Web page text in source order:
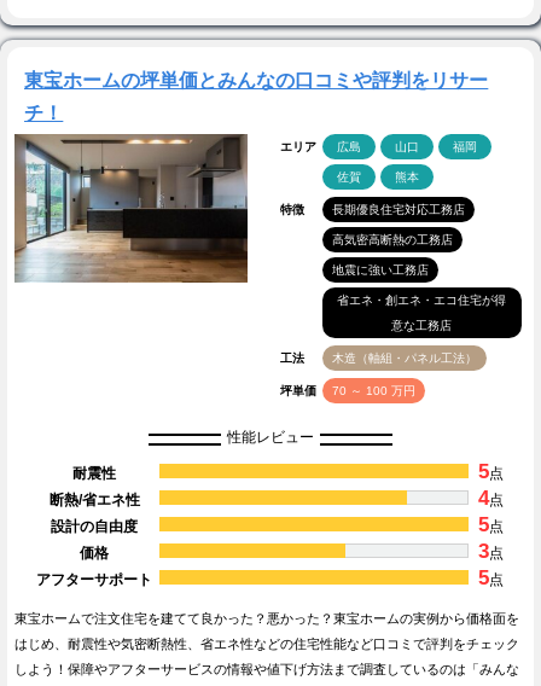
東宝ホームの坪単価とみんなの口コミや評判をリサー
チ！
エリア 広島 山口 福岡
佐賀 熊本
特徴 長期優良住宅対応工務店
高気密高断熱の工務店
地震に強い工務店
省エネ・創エネ・エコ住宅が得
意な工務店
工法 木造（軸組・パネル工法）
坪単価 70 ～ 100 万円
性能レビュー
耐震性 5点
断熱/省エネ性
4点
設計の自由度
5点
価格
3点
アフターサポート
5点
東宝ホームで注文住宅を建てて良かった？悪かった？東宝ホームの実例から価格面を
はじめ、耐震性や気密断熱性、省エネ性などの住宅性能など口コミで評判をチェック
しよう！保障やアフターサービスの情報や値下げ方法まで調査しているのは「みんな